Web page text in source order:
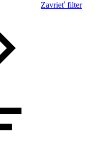
Zavrieť filter